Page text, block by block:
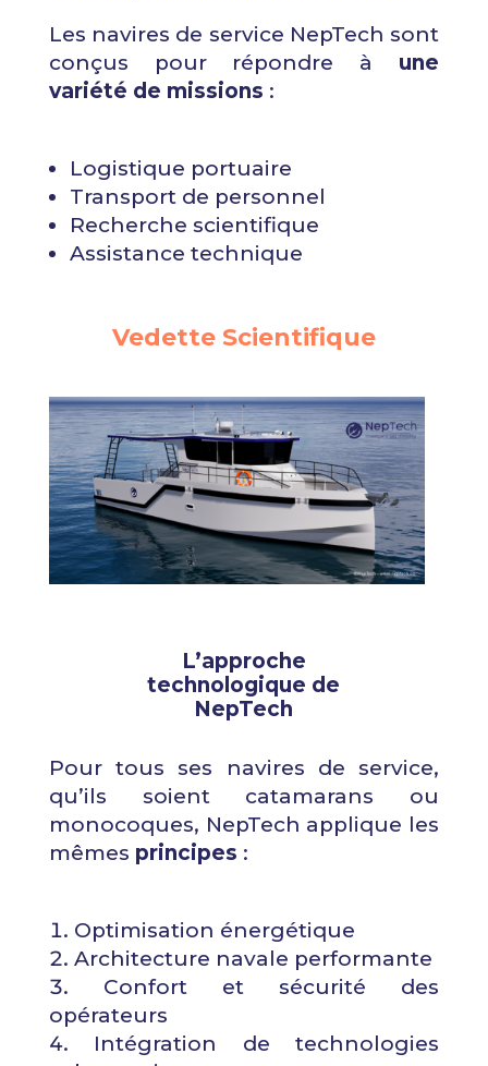
Les navires de service NepTech sont
conçus pour répondre à une
variété de missions :
Logistique portuaire
Transport de personnel
Recherche scientifique
Assistance technique
Vedette Scientifique
L’approche
technologique de
NepTech
Pour tous ses navires de service,
qu’ils soient catamarans ou
monocoques, NepTech applique les
mêmes principes :
Optimisation énergétique
Architecture navale performante
Confort et sécurité des
opérateurs
Intégration de technologies